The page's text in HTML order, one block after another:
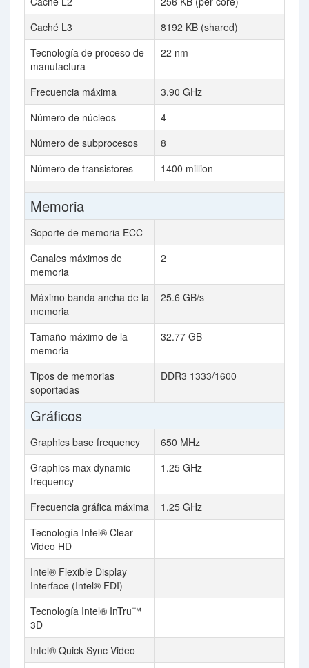
Caché L3
8192 KB (shared)
Tecnología de proceso de
manufactura
22 nm
Frecuencia máxima
3.90 GHz
Número de núcleos
4
Número de subprocesos
8
Número de transistores
1400 million
Memoria
Soporte de memoria ECC
Canales máximos de
memoria
2
Máximo banda ancha de la
memoria
25.6 GB/s
Tamaño máximo de la
memoria
32.77 GB
Tipos de memorias
soportadas
DDR3 1333/1600
Gráficos
Graphics base frequency
650 MHz
Graphics max dynamic
frequency
1.25 GHz
Frecuencia gráfica máxima
1.25 GHz
Tecnología Intel® Clear
Video HD
Intel® Flexible Display
Interface (Intel® FDI)
Tecnología Intel® InTru™
3D
Intel® Quick Sync Video